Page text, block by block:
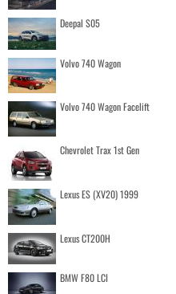
Deepal S05
Volvo 740 Wagon
Volvo 740 Wagon Facelift
Chevrolet Trax 1st Gen
Lexus ES (XV20) 1999
Lexus CT200H
BMW F80 LCI